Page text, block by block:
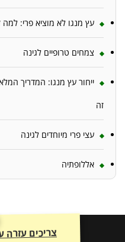
עץ מנגו לא מוציא פרי: למה
צמחים טרופיים לגינה
ייחור עץ מנגו: המדריך
זה
עצי פרי מיוחדים לגינה
אללופתיה
צריכים עזרה